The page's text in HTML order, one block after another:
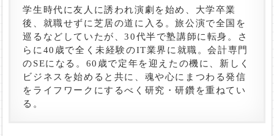
学生時代に友人に誘われ演劇を始め、大学卒業
後、就職せずに芝居の道に入る。旅公演で全国を
巡るなどしていたが、30代半で塾講師に転身。さ
らに40歳で全く未経験のIT業界に就職。会計専門
のSEになる。60歳で定年を迎えたの機に、新しく
ビジネスを始めると共に、魂や心にまつわる発信
をライフワークにするべく研究・研鑽を重ねてい
る。